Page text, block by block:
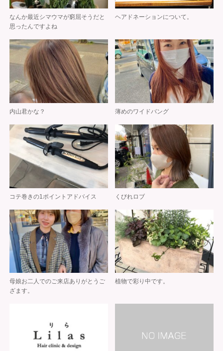
なんか最近シマウマが窮屈そうだと
思ったんですよね
ヘアドネーションについて。
内山君かな？ 薄めのワイドバング
コテ巻きの1ポイントアドバイス くびれロブ
母娘お二人でのご来店ありがとうご
ざます。
植物で彩り中です。